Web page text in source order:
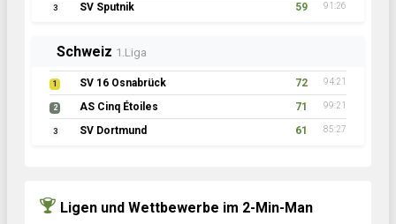
3 SV Sputnik 59 91:26
Schweiz 1.Liga
1 SV 16 Osnabrück 72 94:21
2 AS Cinq Étoiles 71 99:21
3 SV Dortmund 61 85:27
Ligen und Wettbewerbe im 2-Min-Man